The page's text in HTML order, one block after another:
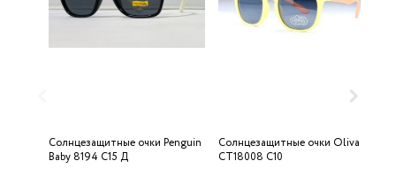
Солнцезащитные очки Penguin
Baby 8194 C15 Д
Солнцезащитные очки Oliva
СТ18008 С10